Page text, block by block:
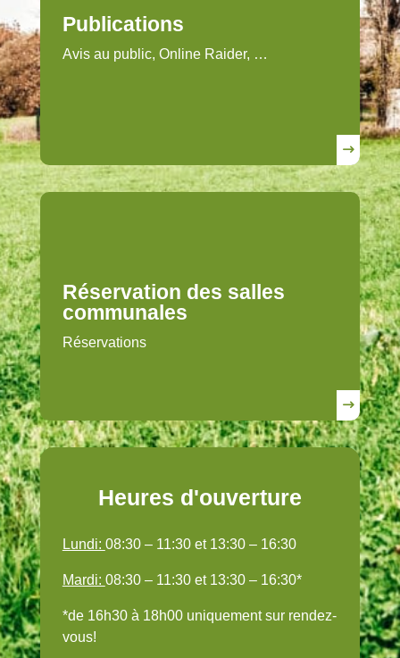
Publications
Avis au public, Online Raider, …
Réservation des salles
communales
Réservations
Heures d'ouverture
Lundi: 08:30 – 11:30 et 13:30 – 16:30
Mardi: 08:30 – 11:30 et 13:30 – 16:30*
*de 16h30 à 18h00 uniquement sur rendez-
vous!